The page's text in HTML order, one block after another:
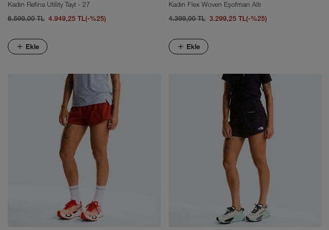
Kadın Refina Utility Tayt - 27
6.599,00 TL 4.949,25 TL(-%25)
Ekle
Kadın Flex Woven Eşofman Altı
4.399,00 TL 3.299,25 TL(-%25)
Ekle